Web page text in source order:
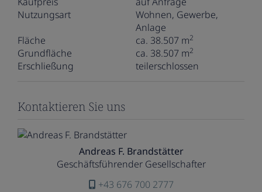
Nutzungsart
Wohnen Gewerbe
Anlage
Fläche
ca. 38.507 m2
Grundfläche ca. 38.507 m2
Erschließung teilerschlossen
Kontaktieren Sie uns
Andreas F. Brandstätter
Geschäftsführender Gesellschafter
+43 676 700 2777